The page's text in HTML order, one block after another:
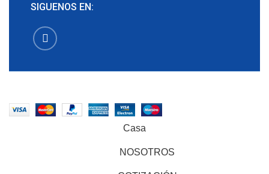
SIGUENOS EN:
Casa
NOSOTROS